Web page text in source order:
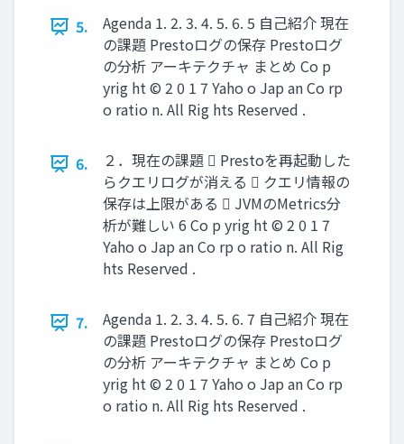
5.
Agenda 1. 2. 3. 4. 5. 6. 5 自己紹介 現在
の課題 Prestoログの保存 Prestoログ
の分析 アーキテクチャ まとめ Co p
yrig ht © 2 0 1 7 Yaho o Jap an Co rp
o ratio n. All Rig hts Reserved .
6.
２．現在の課題  Prestoを再起動した
らクエリログが消える  クエリ情報の
保存は上限がある  JVMのMetrics分
析が難しい 6 Co p yrig ht © 2 0 1 7
Yaho o Jap an Co rp o ratio n. All Rig
hts Reserved .
7.
Agenda 1. 2. 3. 4. 5. 6. 7 自己紹介 現在
の課題 Prestoログの保存 Prestoログ
の分析 アーキテクチャ まとめ Co p
yrig ht © 2 0 1 7 Yaho o Jap an Co rp
o ratio n. All Rig hts Reserved .